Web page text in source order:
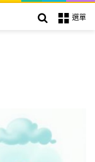
選單
搜索